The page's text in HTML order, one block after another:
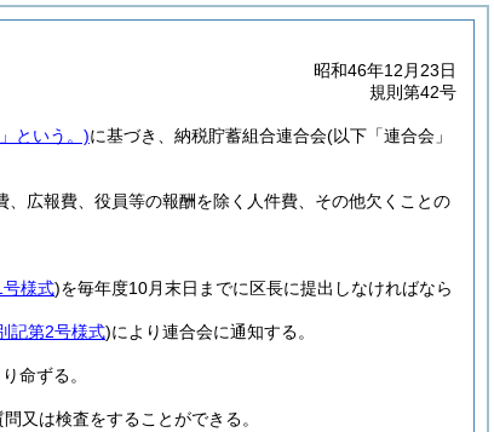
昭和46年12月23日
規則第42号
という。)に基づき、納税貯蓄組合連合会(以下「連合会」
広報費、役員等の報酬を除く人件費、その他欠くことの
号様式)を毎年度10月末日までに区長に提出しなければなら
記第2号様式)により連合会に通知する。
命ずる。
又は検査をすることができる。